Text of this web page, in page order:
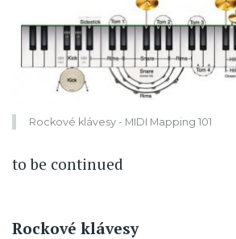
Rockové klávesy - MIDI Mapping 101
to be continued
Rockové klávesy